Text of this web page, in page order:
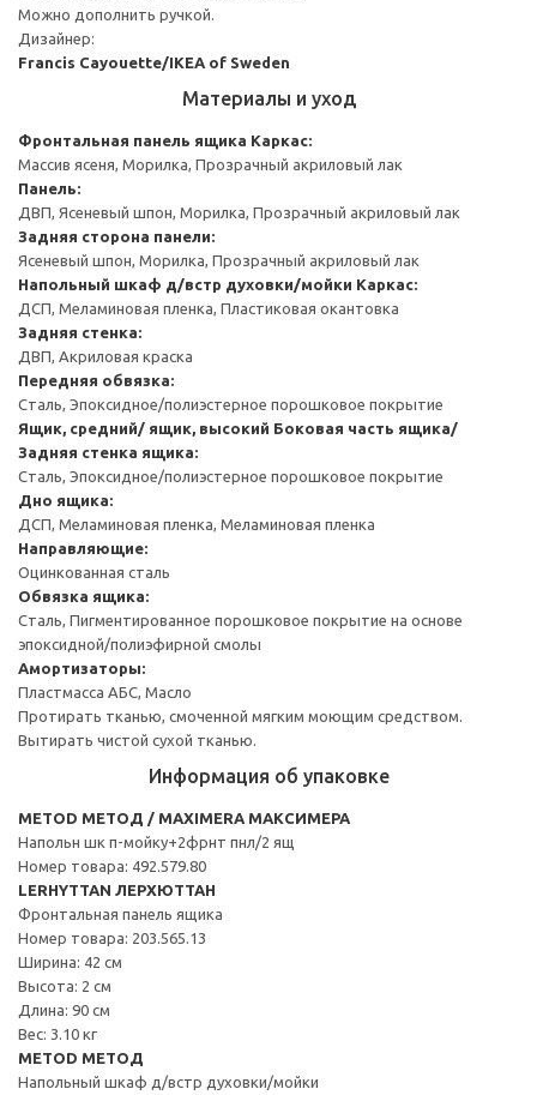
Можно дополнить ручкой.
Дизайнер:
Francis Cayouette/IKEA of Sweden
Материалы и уход
Фронтальная панель ящика Каркас:
Массив ясеня, Морилка, Прозрачный акриловый лак
Панель:
ДВП, Ясеневый шпон, Морилка, Прозрачный акриловый лак
Задняя сторона панели:
Ясеневый шпон, Морилка, Прозрачный акриловый лак
Напольный шкаф д/встр духовки/мойки Каркас:
ДСП, Меламиновая пленка, Пластиковая окантовка
Задняя стенка:
ДВП, Акриловая краска
Передняя обвязка:
Сталь, Эпоксидное/полиэстерное порошковое покрытие
Ящик, средний/ ящик, высокий Боковая часть ящика/
Задняя стенка ящика:
Сталь, Эпоксидное/полиэстерное порошковое покрытие
Дно ящика:
ДСП, Меламиновая пленка, Меламиновая пленка
Направляющие:
Оцинкованная сталь
Обвязка ящика:
Сталь, Пигментированное порошковое покрытие на основе
эпоксидной/полиэфирной смолы
Амортизаторы:
Пластмасса АБС, Масло
Протирать тканью, смоченной мягким моющим средством.
Вытирать чистой сухой тканью.
Информация об упаковке
METOD МЕТОД / MAXIMERA МАКСИМЕРА
Напольн шк п-мойку+2фрнт пнл/2 ящ
Номер товара: 492.579.80
LERHYTTAN ЛЕРХЮТТАН
Фронтальная панель ящика
Номер товара: 203.565.13
Ширина: 42 см
Высота: 2 см
Длина: 90 см
Вес: 3.10 кг
METOD МЕТОД
Напольный шкаф д/встр духовки/мойки